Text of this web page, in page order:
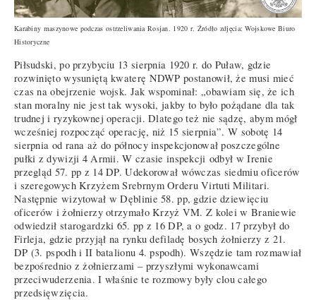
Karabiny maszynowe podczas ostrzeliwania Rosjan. 1920 r. Źródło zdjęcia: Wojskowe Biuro
Historyczne
Piłsudski, po przybyciu 13 sierpnia 1920 r. do Puław, gdzie
rozwinięto wysuniętą kwaterę NDWP postanowił, że musi mieć
czas na obejrzenie wojsk. Jak wspominał: „obawiam się, że ich
stan moralny nie jest tak wysoki, jakby to było pożądane dla tak
trudnej i ryzykownej operacji. Dlatego też nie sądzę, abym mógł
wcześniej rozpocząć operację, niż 15 sierpnia”. W sobotę 14
sierpnia od rana aż do północy inspekcjonował poszczególne
pułki z dywizji 4 Armii. W czasie inspekcji odbył w Irenie
przegląd 57. pp z 14 DP. Udekorował wówczas siedmiu oficerów
i szeregowych Krzyżem Srebrnym Orderu Virtuti Militari.
Następnie wizytował w Dęblinie 58. pp, gdzie dziewięciu
oficerów i żołnierzy otrzymało Krzyż VM. Z kolei w Braniewie
odwiedził starogardzki 65. pp z 16 DP, a o godz. 17 przybył do
Firleja, gdzie przyjął na rynku defiladę bosych żołnierzy z 21.
DP (3. pspodh i II batalionu 4. pspodh). Wszędzie tam rozmawiał
bezpośrednio z żołnierzami – przyszłymi wykonawcami
przeciwuderzenia. I właśnie te rozmowy były clou całego
przedsięwzięcia.